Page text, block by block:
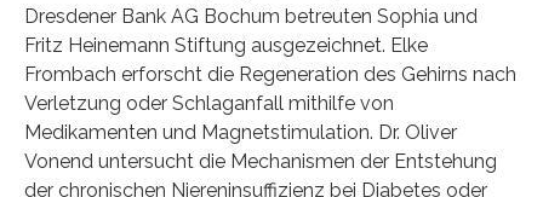
Dresdener Bank AG Bochum betreuten Sophia und
Fritz Heinemann Stiftung ausgezeichnet. Elke
Frombach erforscht die Regeneration des Gehirns nach
Verletzung oder Schlaganfall mithilfe von
Medikamenten und Magnetstimulation. Dr. Oliver
Vonend untersucht die Mechanismen der Entstehung
der chronischen Niereninsuffizienz bei Diabetes oder